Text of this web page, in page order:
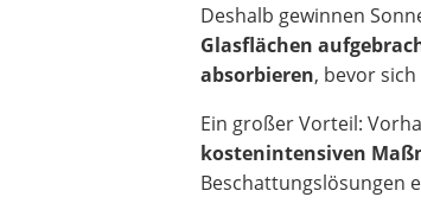
Deshalb gewinnen
Glasflächen
absorbieren, bevor
Ein großer Vorteil:
kostenintensiven
Beschattungslösungen